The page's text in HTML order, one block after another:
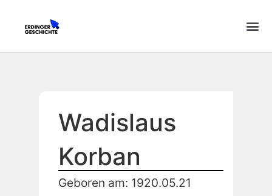
Wadislaus
Korban
Geboren am: 1920.05.21